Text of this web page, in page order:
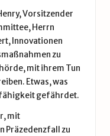
Vorsitzender
Herrn
, Innovationen
zu
mit ihrem Tun
Etwas, was
gefährdet.
mit
Präzedenzfall zu